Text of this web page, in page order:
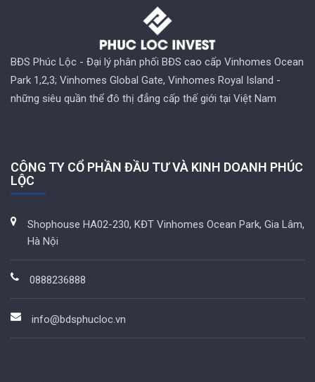
BĐS Phúc Lộc - Đại lý phân phối BĐS cao cấp Vinhomes Ocean
Park 1,2,3; Vinhomes Global Gate, Vinhomes Royal Island -
những siêu quần thể đô thị đẳng cấp thế giới tại Việt Nam
CÔNG TY CỔ PHẦN ĐẦU TƯ VÀ KINH DOANH PHÚC
LỘC
Shophouse HA02-230, KĐT Vinhomes Ocean Park, Gia Lâm,
Hà Nội
0888236888
info@bdsphucloc.vn